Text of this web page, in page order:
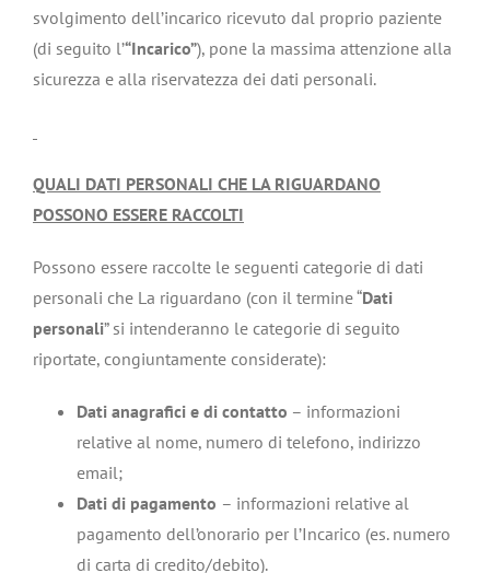
svolgimento dell’incarico ricevuto dal proprio paziente
(di seguito l’“Incarico”), pone la massima attenzione alla
sicurezza e alla riservatezza dei dati personali.
QUALI DATI PERSONALI CHE LA RIGUARDANO
POSSONO ESSERE RACCOLTI
Possono essere raccolte le seguenti categorie di dati
personali che La riguardano (con il termine “Dati
personali” si intenderanno le categorie di seguito
riportate, congiuntamente considerate):
Dati anagrafici e di contatto – informazioni
relative al nome, numero di telefono, indirizzo
email;
Dati di pagamento – informazioni relative al
pagamento dell’onorario per l’Incarico (es. numero
di carta di credito/debito).